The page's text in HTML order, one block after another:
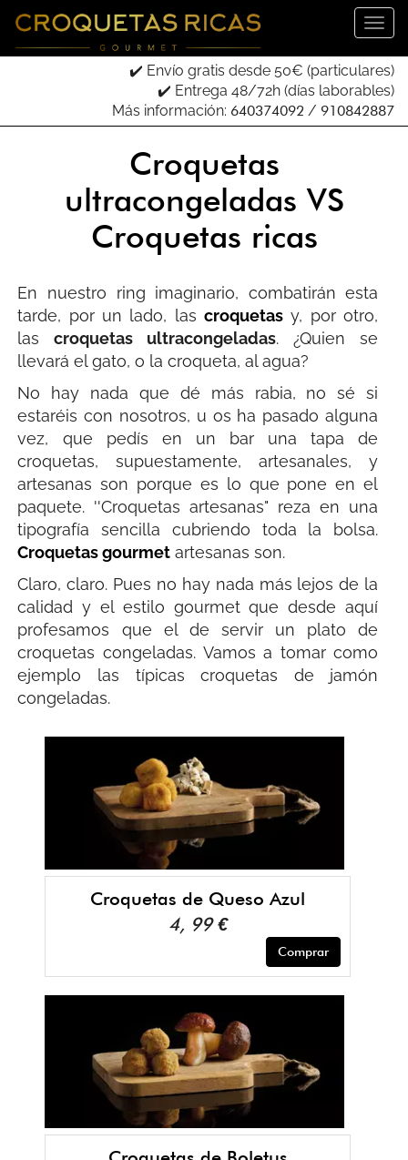
✔️ Envío gratis desde 50€ (particulares)
✔️ Entrega 48/72h (días laborables)
Más información: 640374092 / 910842887
Croquetas
ultracongeladas VS
Croquetas ricas
En nuestro ring imaginario, combatirán esta
tarde, por un lado, lascroquetas y, por otro,
lascroquetas ultracongeladas. ¿Quien se
llevará el gato, o la croqueta, al agua?
No hay nada que dé más rabia, no sé si
estaréis con nosotros, u os ha pasado alguna
vez, que pedís en un bar una tapa de
croquetas, supuestamente, artesanales, y
artesanas son porque es lo que pone en el
paquete. ''Croquetas artesanas" reza en una
tipografía sencilla cubriendo toda la bolsa.
Croquetas gourmet artesanas son.
Claro, claro. Pues no hay nada más lejos de la
calidad y el estilo gourmet que desde aquí
profesamos que el de servir un plato de
croquetas congeladas. Vamos a tomar como
ejemplo las típicas croquetas de jamón
congeladas.
Croquetas de Queso Azul
4, 99 €
Comprar
Introduce tu email para recibir tu código descuento:
He leído, entendido y acepto los términos de su
Odio las croquetas